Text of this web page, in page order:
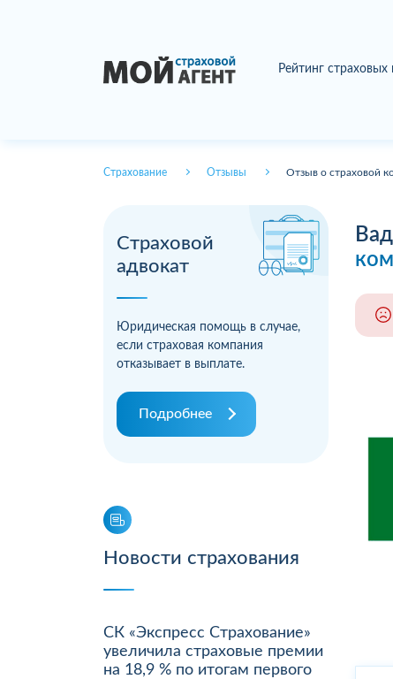
Рейтинг
Страхование Отзывы Отзыв о страховой
Страховой
адвокат
Юридическая помощь в случае,
если страховая компания
отказывает в выплате.
Подробнее
Новости страхования
СК «Экспресс Страхование»
увеличила страховые премии
на 18,9 % по итогам первого